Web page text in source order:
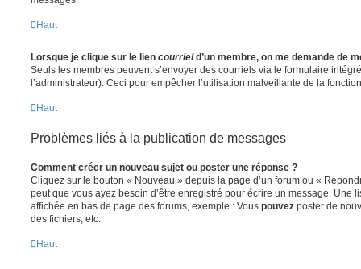
Haut
Lorsque je clique sur le lien courrield’un membre, on me demande de
Seuls les membres peuvent s’envoyer des courriels via le formulaire
l’administrateur). Ceci pour empêcher l’utilisation malveillante de la
Haut
Problèmes liés à la publication de messages
Comment créer un nouveau sujet ou poster une réponse ?
Cliquez sur le bouton « Nouveau » depuis la page d’un forum ou «
peut que vous ayez besoin d’être enregistré pour écrire un message. Une
affichée en bas de page des forums, exemple : Vous pouvez poster de
des fichiers, etc.
Haut